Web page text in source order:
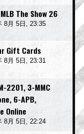
The Show 26
8月 5日, 23:35
Gift Cards
8月 5日, 23:31
2201, 3-MMC
6-APB,
Online
8月 5日, 22:24